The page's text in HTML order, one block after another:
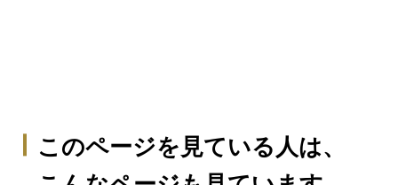
このページを見ている人は、